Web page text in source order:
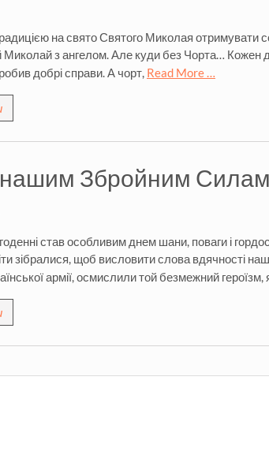
на свято Святого Миколая отримувати
Миколай з ангелом. Але куди без Чорта… Кожен
добрі справи. А чорт, Read More …
Збройним
став особливим днем шани, поваги і
зібралися, щоб висловити слова вдячності
армії, осмислили той безмежний